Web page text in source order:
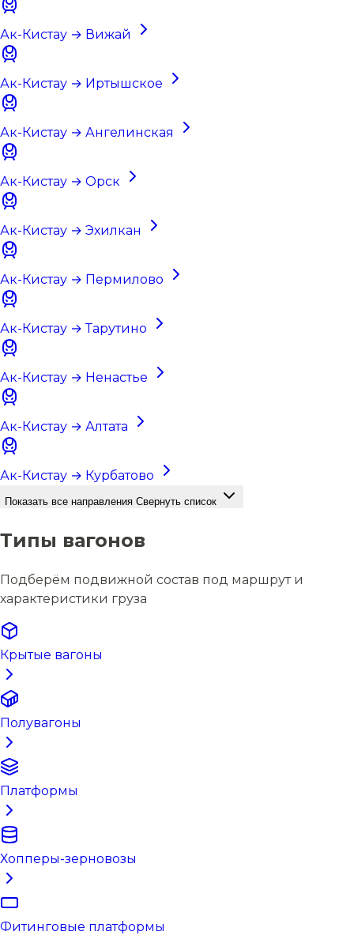
Ак-Кистау → Вижай
Ак-Кистау → Иртышское
Ак-Кистау → Ангелинская
Ак-Кистау → Орск
Ак-Кистау → Эхилкан
Ак-Кистау → Пермилово
Ак-Кистау → Тарутино
Ак-Кистау → Ненастье
Ак-Кистау → Алтата
Ак-Кистау → Курбатово
Показать все направления Свернуть список
Типы вагонов
Подберём подвижной состав под маршрут и
характеристики груза
Крытые вагоны
Полувагоны
Платформы
Хопперы-зерновозы
Фитинговые платформы